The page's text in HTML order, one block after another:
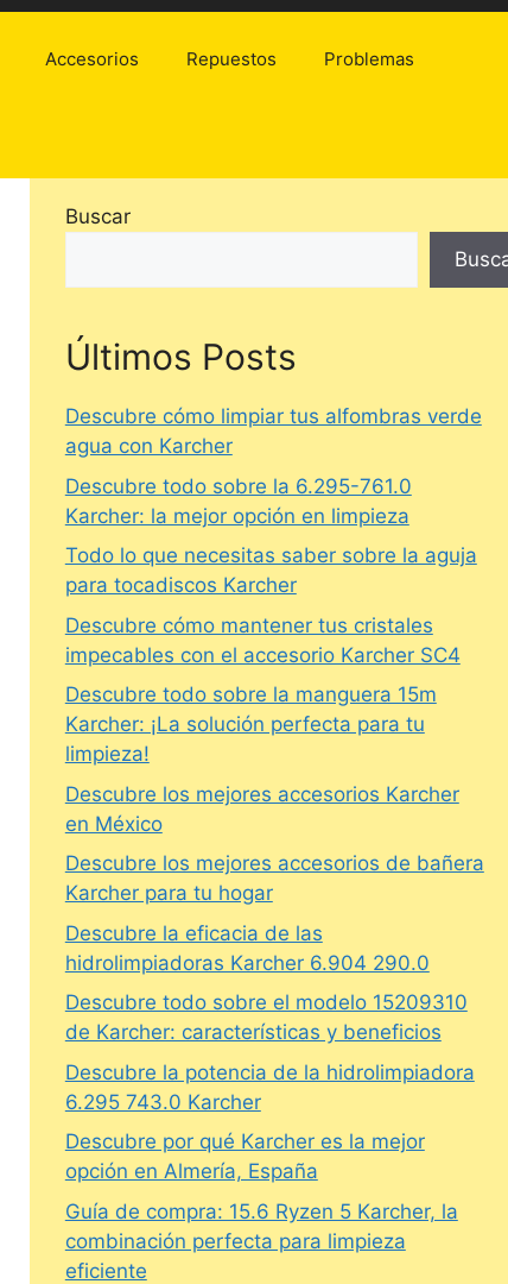
Accesorios Repuestos Problemas
Buscar
Últimos Posts
Descubre cómo limpiar tus alfombras verde
agua con Karcher
Descubre todo sobre la 6.295-761.0
Karcher: la mejor opción en limpieza
Todo lo que necesitas saber sobre la aguja
para tocadiscos Karcher
Descubre cómo mantener tus cristales
impecables con el accesorio Karcher SC4
Descubre todo sobre la manguera 15m
Karcher: ¡La solución perfecta para tu
limpieza!
Descubre los mejores accesorios Karcher
en México
Descubre los mejores accesorios de bañera
Karcher para tu hogar
Descubre la eficacia de las
hidrolimpiadoras Karcher 6.904 290.0
Descubre todo sobre el modelo 15209310
de Karcher: características y beneficios
Descubre la potencia de la hidrolimpiadora
6.295 743.0 Karcher
Descubre por qué Karcher es la mejor
opción en Almería, España
Guía de compra: 15.6 Ryzen 5 Karcher, la
combinación perfecta para limpieza
eficiente